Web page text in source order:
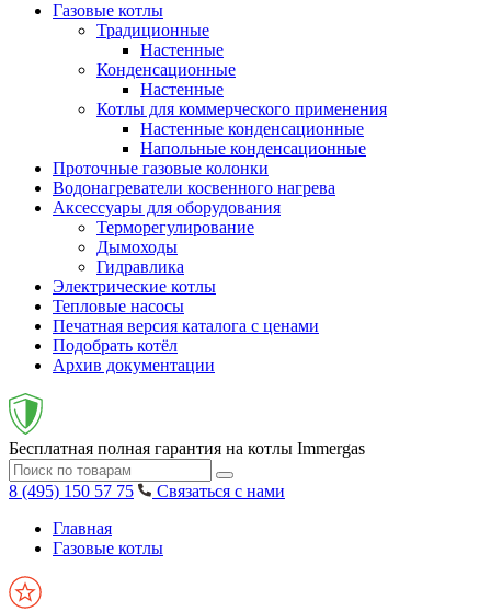
Газовые котлы
Традиционные
Настенные
Конденсационные
Настенные
Котлы для коммерческого применения
Настенные конденсационные
Напольные конденсационные
Проточные газовые колонки
Водонагреватели косвенного нагрева
Аксессуары для оборудования
Терморегулирование
Дымоходы
Гидравлика
Электрические котлы
Тепловые насосы
Печатная версия каталога с ценами
Подобрать котёл
Архив документации
Бесплатная полная гарантия на котлы Immergas
8 (495) 150 57 75
Связаться с нами
Главная
Газовые котлы